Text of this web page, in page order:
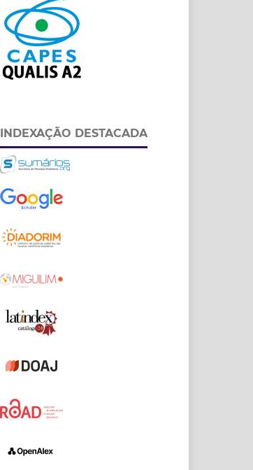
INDEXAÇÃO DESTACADA